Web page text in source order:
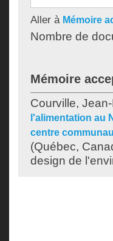
Aller à Mémoire
Nombre de
Mémoire
Courville, Jean-
l'alimentation au
centre
(Québec,
design de